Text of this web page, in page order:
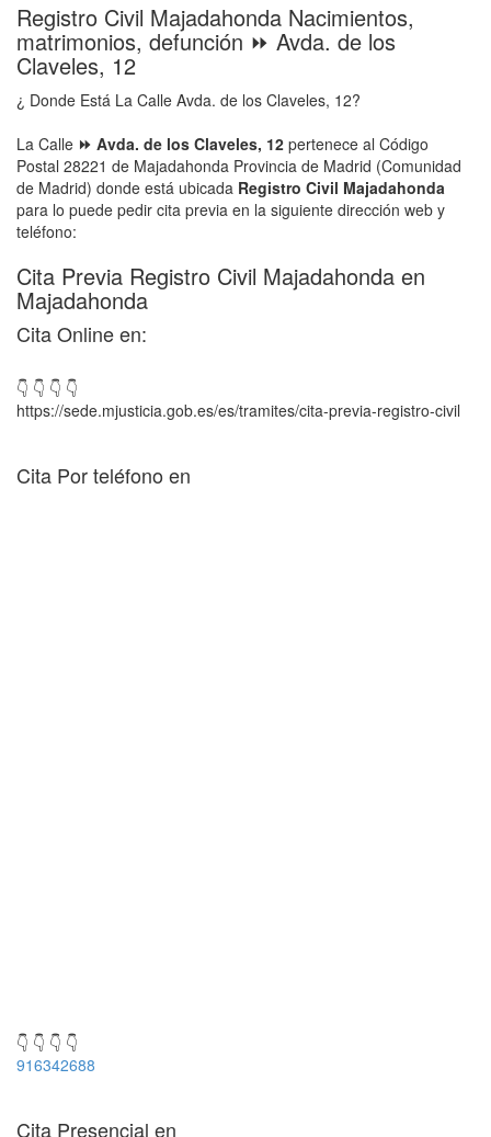
Registro Civil Majadahonda Nacimientos,
matrimonios, defunción ⏩ Avda. de los
Claveles, 12
¿ Donde Está La Calle Avda. de los Claveles, 12?
La Calle ⏩ Avda. de los Claveles, 12 pertenece al Código
Postal 28221 de Majadahonda Provincia de Madrid (Comunidad
de Madrid) donde está ubicada Registro Civil Majadahonda
para lo puede pedir cita previa en la siguiente dirección web y
teléfono:
Cita Previa Registro Civil Majadahonda en
Majadahonda
Cita Online en:
👇 👇 👇 👇
https://sede.mjusticia.gob.es/es/tramites/cita-previa-registro-civil
Cita Por teléfono en
👇 👇 👇 👇
916342688
Cita Presencial en